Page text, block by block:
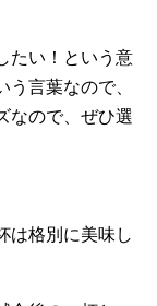
たい！という意
言葉なので、
なので、ぜひ選
は格別に美味し